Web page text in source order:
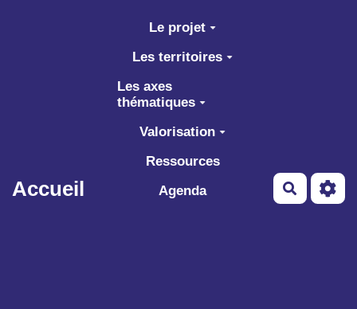
Aller au contenu principal
Accueil
Le projet
Les territoires
Les axes
thématiques
Valorisation
Ressources
Agenda